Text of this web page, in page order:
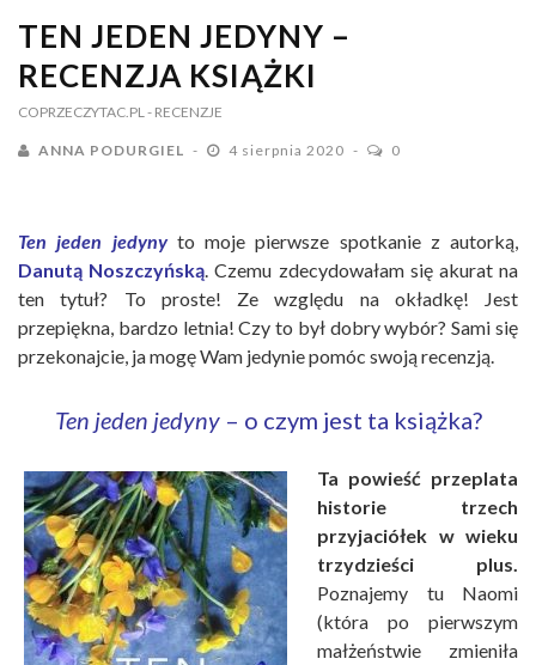
TEN JEDEN JEDYNY –
RECENZJA KSIĄŻKI
COPRZECZYTAC.PL - RECENZJE
ANNA PODURGIEL 4 sierpnia 2020 0
Ten jeden jedynyto moje pierwsze spotkanie z autorką,
Danutą Noszczyńską. Czemu zdecydowałam się akurat na
ten tytuł? To proste! Ze względu na okładkę! Jest
przepiękna, bardzo letnia! Czy to był dobry wybór? Sami się
przekonajcie, ja mogę Wam jedynie pomóc swoją recenzją.
Ten jeden jedyny– o czym jest ta książka?
Ta powieść przeplata
historie trzech
przyjaciółek w wieku
trzydzieści plus.
Poznajemy tu Naomi
(która po pierwszym
małżeństwie zmieniła